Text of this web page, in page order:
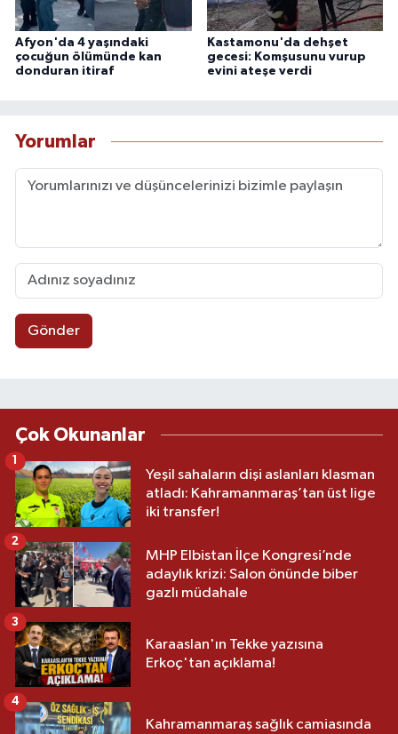
Afyon'da 4 yaşındaki
çocuğun ölümünde kan
donduran itiraf
Kastamonu'da dehşet
gecesi: Komşusunu vurup
evini ateşe verdi
Yorumlar
Gönder
Çok Okunanlar
Yeşil sahaların dişi aslanları klasman
atladı: Kahramanmaraş’tan üst lige
iki transfer!
MHP Elbistan İlçe Kongresi’nde
adaylık krizi: Salon önünde biber
gazlı müdahale
2
Karaaslan'ın Tekke yazısına
Erkoç'tan açıklama!
3
Kahramanmaraş sağlık camiasında
4